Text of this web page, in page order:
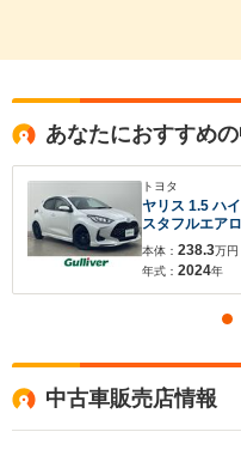
あなたにおすすめ
トヨタ
ヤリス 1.5 ハ
スタフルエア
カメラ レー
イト ハーフ
ンチアルミホ
本体： 238.3万円
年式： 2024年
中古車販売店情報